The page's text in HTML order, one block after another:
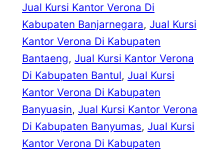
Jual Kursi Kantor Verona Di
Kabupaten Banjarnegara, Jual Kursi
Kantor Verona Di Kabupaten
Bantaeng, Jual Kursi Kantor Verona
Di Kabupaten Bantul, Jual Kursi
Kantor Verona Di Kabupaten
Banyuasin, Jual Kursi Kantor Verona
Di Kabupaten Banyumas, Jual Kursi
Kantor Verona Di Kabupaten